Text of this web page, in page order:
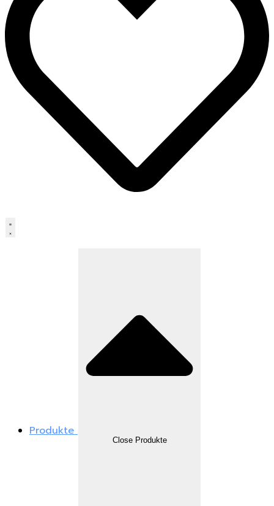
Produkte
Close Produkte